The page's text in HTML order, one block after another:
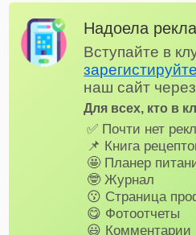
Надоела
Вступайте в
наш сайт
Для всех, кто в
✅ Почти нет
📌 Книга
🤩 Планер
🤓 Журнал
😗 Страница
😋 Фотоотчеты
😃 Комментарии